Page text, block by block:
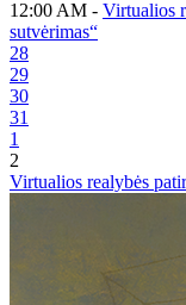
12:00 AM - Virtualios
sutvėrimas“
28
29
30
31
1
2
Virtualios realybės